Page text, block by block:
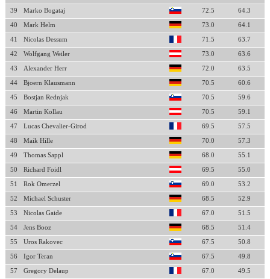
39 Marko Bogataj 72.5 64.3
40 Mark Helm 73.0 64.1
41 Nicolas Dessum 71.5 63.7
42 Wolfgang Weiler 73.0 63.6
43 Alexander Herr 72.0 63.5
44 Bjoern Klausmann 70.5 60.6
45 Bostjan Rednjak 70.5 59.6
46 Martin Kollau 70.5 59.1
47 Lucas Chevalier-Girod 69.5 57.5
48 Maik Hille 70.0 57.3
49 Thomas Sappl 68.0 55.1
50 Richard Foidl 69.5 55.0
51 Rok Omerzel 69.0 53.2
52 Michael Schuster 68.5 52.9
53 Nicolas Gaide 67.0 51.5
54 Jens Booz 68.5 51.4
55 Uros Rakovec 67.5 50.8
56 Igor Teran 67.5 49.8
57 Gregory Delaup 67.0 49.5